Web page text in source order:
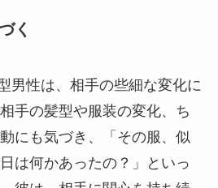
く
男性は、相手の些細な変化に
手の髪型や服装の変化、ち
にも気づき、「その服、似
は何かあったの？」といっ